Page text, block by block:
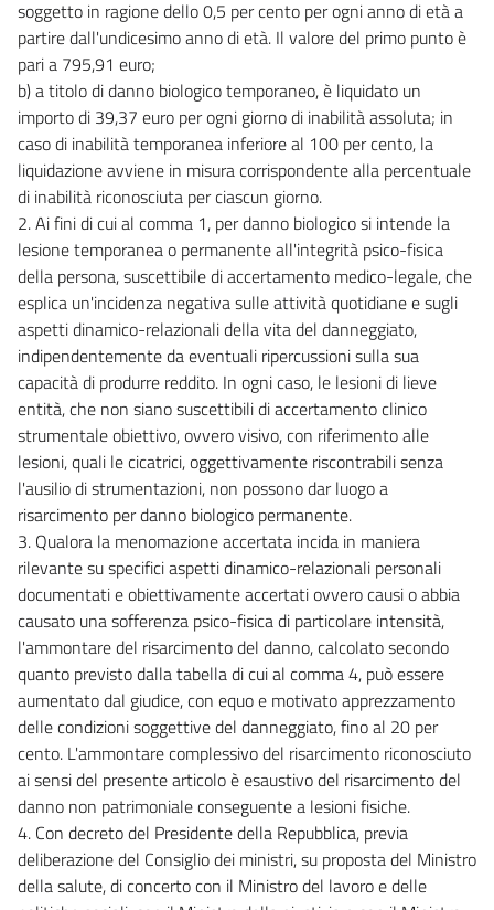
soggetto in ragione dello 0,5 per cento per ogni anno di età a
partire dall'undicesimo anno di età. Il valore del primo punto è
pari a 795,91 euro;
b) a titolo di danno biologico temporaneo, è liquidato un
importo di 39,37 euro per ogni giorno di inabilità assoluta; in
caso di inabilità temporanea inferiore al 100 per cento, la
liquidazione avviene in misura corrispondente alla percentuale
di inabilità riconosciuta per ciascun giorno.
2. Ai fini di cui al comma 1, per danno biologico si intende la
lesione temporanea o permanente all'integrità psico-fisica
della persona, suscettibile di accertamento medico-legale, che
esplica un'incidenza negativa sulle attività quotidiane e sugli
aspetti dinamico-relazionali della vita del danneggiato,
indipendentemente da eventuali ripercussioni sulla sua
capacità di produrre reddito. In ogni caso, le lesioni di lieve
entità, che non siano suscettibili di accertamento clinico
strumentale obiettivo, ovvero visivo, con riferimento alle
lesioni, quali le cicatrici, oggettivamente riscontrabili senza
l'ausilio di strumentazioni, non possono dar luogo a
risarcimento per danno biologico permanente.
3. Qualora la menomazione accertata incida in maniera
rilevante su specifici aspetti dinamico-relazionali personali
documentati e obiettivamente accertati ovvero causi o abbia
causato una sofferenza psico-fisica di particolare intensità,
l'ammontare del risarcimento del danno, calcolato secondo
quanto previsto dalla tabella di cui al comma 4, può essere
aumentato dal giudice, con equo e motivato apprezzamento
delle condizioni soggettive del danneggiato, fino al 20 per
cento. L'ammontare complessivo del risarcimento riconosciuto
ai sensi del presente articolo è esaustivo del risarcimento del
danno non patrimoniale conseguente a lesioni fisiche.
4. Con decreto del Presidente della Repubblica, previa
deliberazione del Consiglio dei ministri, su proposta del Ministro
della salute, di concerto con il Ministro del lavoro e delle